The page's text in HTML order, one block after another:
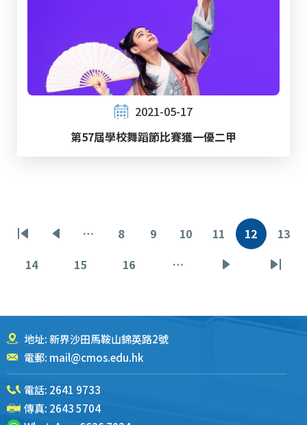
2021-05-17
第57屆學校舞蹈節比賽獲一優二甲
分
首
页
前
…
页
面
8
页
9
页
10
页
面
11
当
12
页
13
页
14
页
15
页
16 …
末
地址: 新界沙田馬鞍山錦英路2號
電郵: mail@cmos.edu.hk
電話: 2641 9733
傳真: 2643 5704